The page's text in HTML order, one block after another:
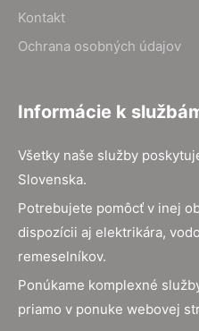
Kontakt
Ochrana osobných údajov
Informácie k
Všetky naše služby
Slovenska.
Potrebujete pomôcť v inej
dispozícii aj elektrikára,
remeselníkov.
Ponúkame komplexné
priamo v ponuke webovej